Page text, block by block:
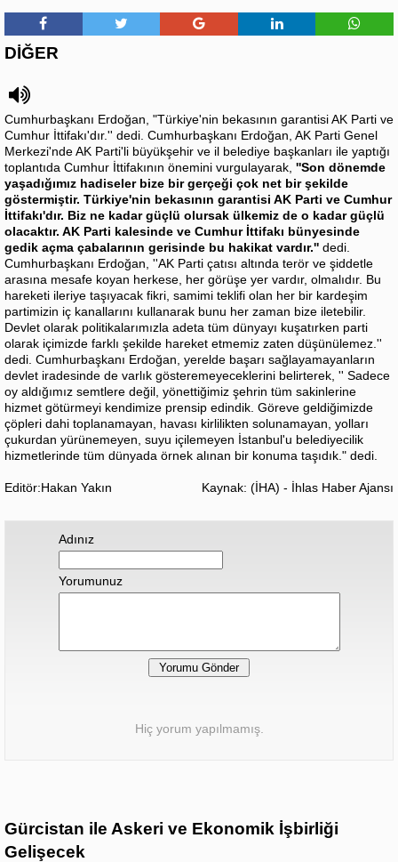
DİĞER
Cumhurbaşkanı Erdoğan, "Türkiye'nin bekasının garantisi AK Parti ve
Cumhur İttifakı'dır.'' dedi. Cumhurbaşkanı Erdoğan, AK Parti Genel
Merkezi'nde AK Parti'li büyükşehir ve il belediye başkanları ile yaptığı
toplantıda Cumhur İttifakının önemini vurgulayarak, ''Son dönemde
yaşadığımız hadiseler bize bir gerçeği çok net bir şekilde
göstermiştir. Türkiye'nin bekasının garantisi AK Parti ve Cumhur
İttifakı'dır. Biz ne kadar güçlü olursak ülkemiz de o kadar güçlü
olacaktır. AK Parti kalesinde ve Cumhur İttifakı bünyesinde
gedik açma çabalarının gerisinde bu hakikat vardır.'' dedi.
Cumhurbaşkanı Erdoğan, ''AK Parti çatısı altında terör ve şiddetle
arasına mesafe koyan herkese, her görüşe yer vardır, olmalıdır. Bu
hareketi ileriye taşıyacak fikri, samimi teklifi olan her bir kardeşim
partimizin iç kanallarını kullanarak bunu her zaman bize iletebilir.
Devlet olarak politikalarımızla adeta tüm dünyayı kuşatırken parti
olarak içimizde farklı şekilde hareket etmemiz zaten düşünülemez.''
dedi. Cumhurbaşkanı Erdoğan, yerelde başarı sağlayamayanların
devlet iradesinde de varlık gösteremeyeceklerini belirterek, '' Sadece
oy aldığımız semtlere değil, yönettiğimiz şehrin tüm sakinlerine
hizmet götürmeyi kendimize prensip edindik. Göreve geldiğimizde
çöpleri dahi toplanamayan, havası kirlilikten solunamayan, yolları
çukurdan yürünemeyen, suyu içilemeyen İstanbul'u belediyecilik
hizmetlerinde tüm dünyada örnek alınan bir konuma taşıdık." dedi.
Editör:Hakan Yakın Kaynak: (İHA) - İhlas Haber Ajansı
Adınız
Yorumunuz
Hiç yorum yapılmamış.
Gürcistan ile Askeri ve Ekonomik İşbirliği
Gelişecek